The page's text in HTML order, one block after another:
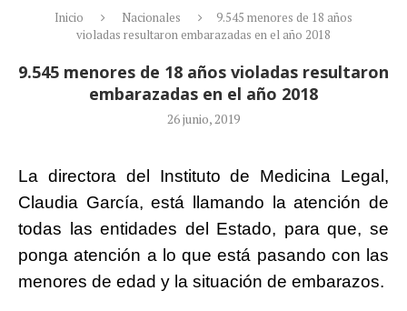
Inicio Nacionales
9.545 menores de 18 años
violadas resultaron embarazadas en el año 2018
9.545 menores de 18 años violadas resultaron
embarazadas en el año 2018
26 junio, 2019
La directora del Instituto de Medicina Legal,
Claudia García, está llamando la atención de
todas las entidades del Estado, para que, se
ponga atención a lo que está pasando con las
menores de edad y la situación de embarazos.